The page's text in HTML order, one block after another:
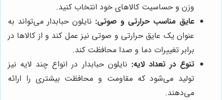
وزن و حساسیت کالاهای خود انتخاب کنید.
عایق مناسب حرارتی و صوتی: نایلون حبابدار می‌تواند به
عنوان یک عایق حرارتی و صوتی نیز عمل کند و از کالاها در
برابر تغییرات دما و صدا محافظت کند.
تنوع در تعداد لایه: نایلون حبابدار در انواع چند لایه نیز
تولید می‌شود که مقاومت و محافظت بیشتری را ارائه
می‌دهند.